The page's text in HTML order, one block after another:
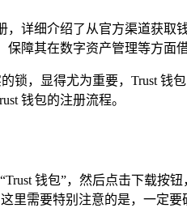
详细介绍了从官方渠道获取
障其在数字资产管理等方面
锁，显得尤为重要，Trust 钱
钱包的注册流程。
钱包”，然后点击下载按
里需要特别注意的是，一定